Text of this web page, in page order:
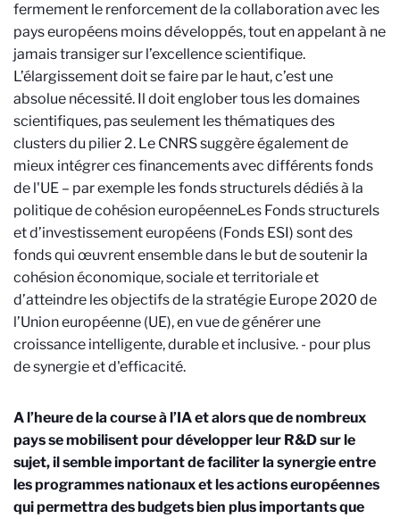
fermement le renforcement de la collaboration avec les
pays européens moins développés,tout en appelant à ne
jamais transiger sur l’excellence scientifique.
L’élargissement doit se faire par le haut, c’est une
absolue nécessité. Il doit englober tous les domaines
scientifiques, pas seulement les thématiques des
clusters du pilier2. Le CNRS suggèreégalement de
mieux intégrer ces financements avec différents fonds
de l'UE – par exemple les fonds structurels dédiés à la
politique de cohésion européenneLes Fonds structurels
et d’investissement européens (Fonds ESI) sont des
fonds qui œuvrent ensemble dans le but de soutenir la
cohésion économique, sociale et territoriale et
d’atteindre les objectifs de la stratégie Europe 2020 de
l’Union européenne (UE), en vue de générer une
croissance intelligente, durable et inclusive. - pour plus
de synergie et d'efficacité.
A l’heure de la course à l’IA et alors que de nombreux
pays se mobilisent pour développer leur R&D sur le
sujet, il semble important de faciliter la synergie entre
les programmes nationaux et les actions européennes
qui permettra des budgets bien plus importants que